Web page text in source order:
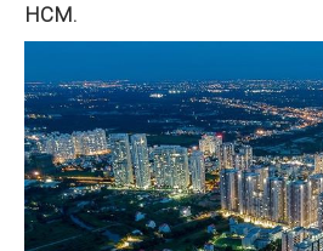
HCM.